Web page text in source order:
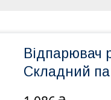
Відпарювач
Складний